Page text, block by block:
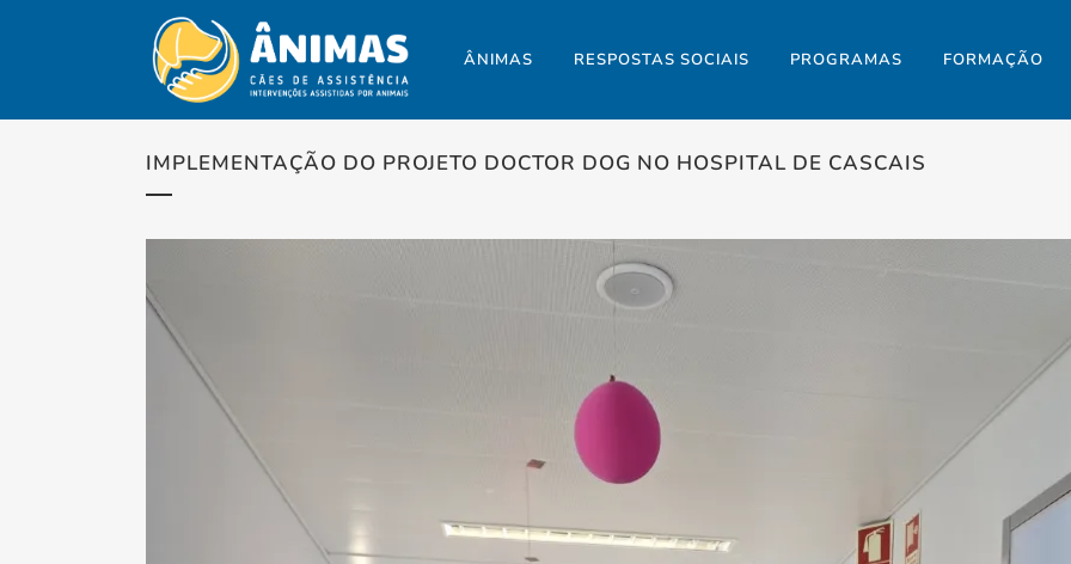
ÂNIMAS RESPOSTAS SOCIAIS PROGRAMAS FORMAÇÃO
IMPLEMENTAÇÃO DO PROJETO DOCTOR DOG NO HOSPITAL DE CASCAIS